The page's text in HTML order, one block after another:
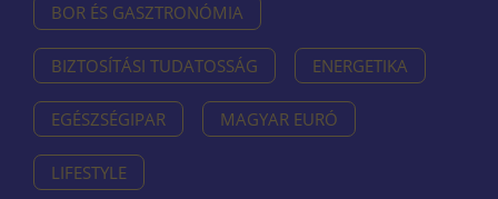
BOR ÉS GASZTRONÓMIA
BIZTOSÍTÁSI TUDATOSSÁG ENERGETIKA
EGÉSZSÉGIPAR MAGYAR EURÓ
LIFESTYLE